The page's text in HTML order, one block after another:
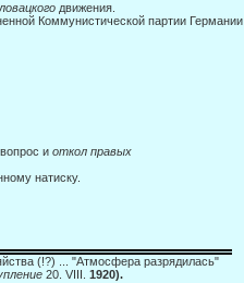
движения.
Коммунистической партии Германии
и откол правых
натиску.
(!?) ... "Атмосфера разрядилась"
20. VIII. 1920).